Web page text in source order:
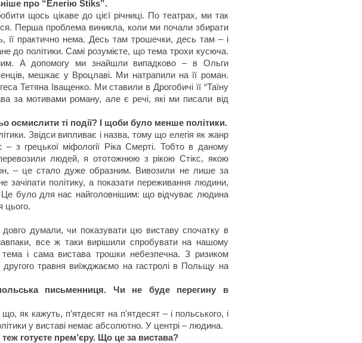
про “Елегію Stiks”.
щось цікаве до цієї річниці. По театрах, ми так
Перша проблема виникла, коли ми почали збирати
її практично нема. Десь там трошечки, десь там – і
до політики. Самі розумієте, що тема трохи кусюча.
А допомогу ми знайшли випадково – в Ольги
мешкає у Вроцлаві. Ми натрапили на її роман.
Тетяна Іващенко. Ми ставили в Дрогобичі її “Таїну
за мотивами роману, але є речі, які ми писали від
осмислити ті події? І щоби було менше політики.
Звідси випливає і назва, тому що елегія як жанр
з грецької міфології Ріка Смерті. Тобто в даному
людей, я ототожнюю з рікою Стікс, якою
– це стало дуже образним. Вивозили не лише за
зачіпати політику, а показати переживання людини,
Це було для нас найголовнішим: що відчуває людина
цього.
думали, чи показувати цю виставу спочатку в
все ж таки вирішили спробувати на нашому
і сама вистава трошки небезпечна. З ризиком
травня виїжджаємо на гастролі в Польщу на
письменниця. Чи не буде перегину в
як кажуть, п’ятдесят на п’ятдесят – і польського, і
у виставі немає абсолютно. У центрі – людина.
готуєте прем’єру. Що це за вистава?